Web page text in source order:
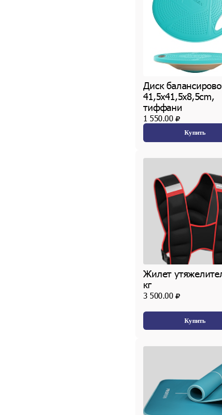
Диск
41,5х41,5х8,5cm,
тиффани
1 550.00
Купить
Жилет
кг
3 500.00
Купить